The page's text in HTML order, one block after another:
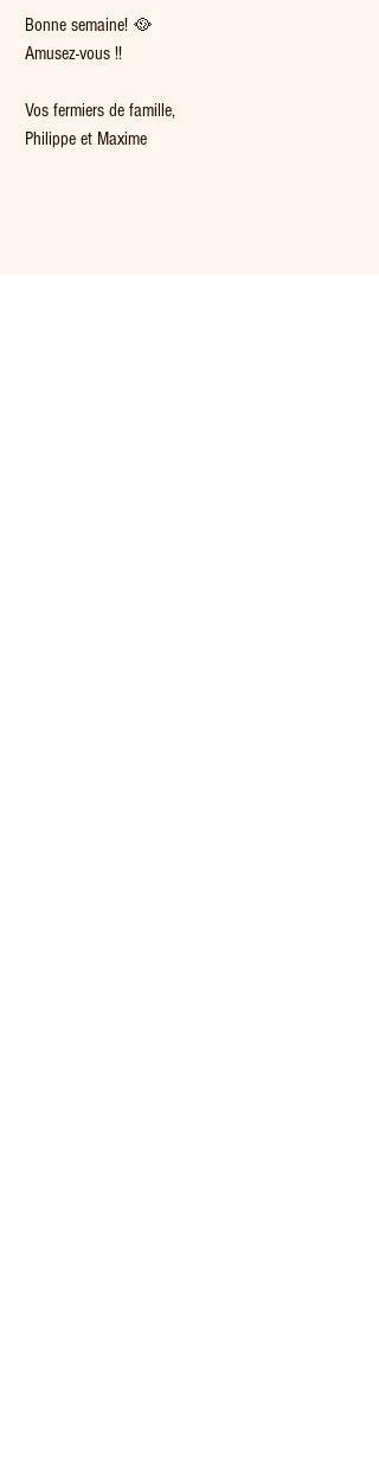
Bonne semaine! 🥘
Amusez-vous !!
Vos fermiers de famille,
Philippe et Maxime